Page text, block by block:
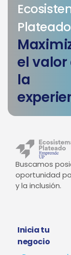
Plateado
el valor
la
Buscamos
oportunidad
y la inclusión.
Inicia tu
negocio